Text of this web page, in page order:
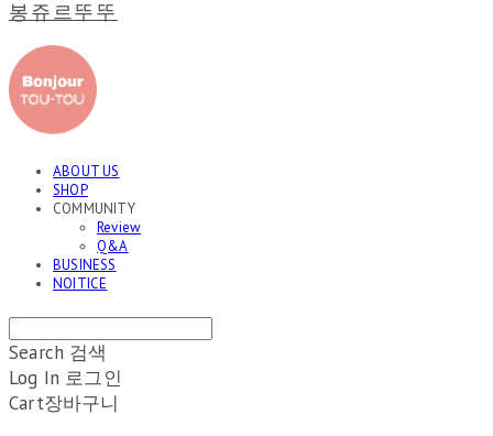
봉쥬르뚜뚜
ABOUT US
SHOP
COMMUNITY
Review
Q&A
BUSINESS
NOITICE
Search 검색
Log In 로그인
Cart장바구니